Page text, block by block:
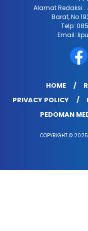
Alamat Redaksi
Barat, No
Telp:
Email:
HOME
PRIVACY POLICY
PEDOMAN
COPYRIGHT © 2025